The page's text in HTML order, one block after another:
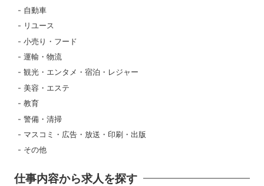
自動車
リユース
小売り・フード
運輸・物流
観光・エンタメ・宿泊・レジャー
美容・エステ
教育
警備・清掃
マスコミ・広告・放送・印刷・出版
その他
仕事内容から求人を探す